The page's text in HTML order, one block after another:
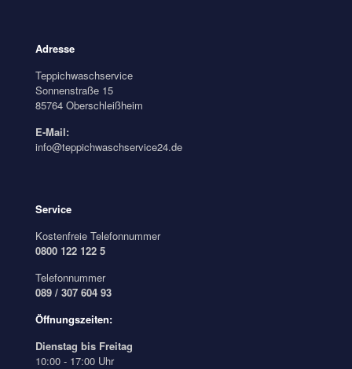
Adresse
Teppichwaschservice
Sonnenstraße 15
85764 Oberschleißheim
E-Mail:
info@teppichwaschservice24.de
Service
Kostenfreie Telefonnummer
0800 122 122 5
Telefonnummer
089 / 307 604 93
Öffnungszeiten:
Dienstag bis Freitag
10:00 - 17:00 Uhr